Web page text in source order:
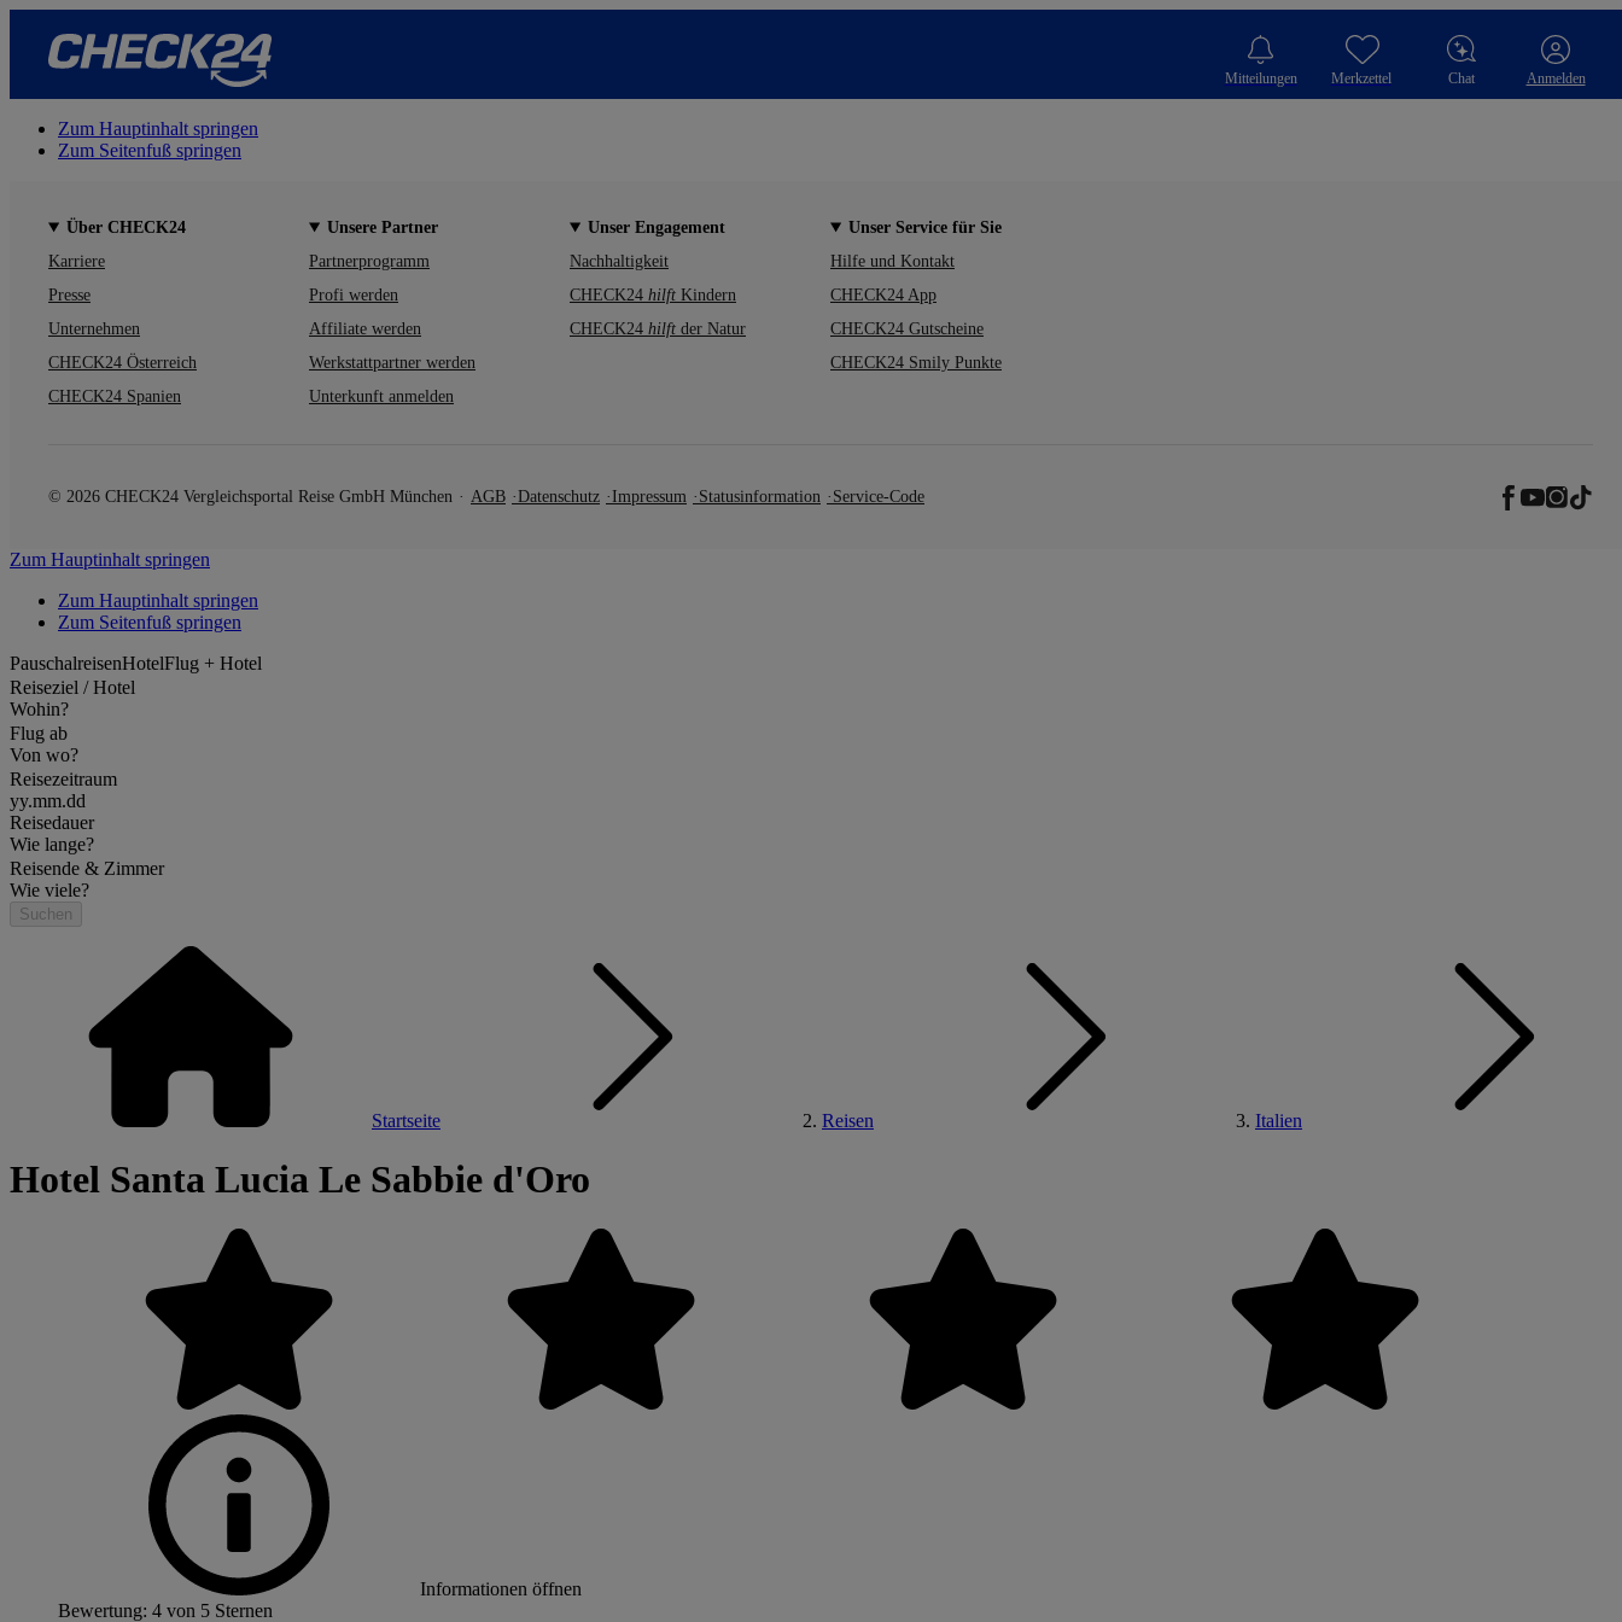
Mitteilungen Merkzettel Chat Anmelden
Zum Hauptinhalt springen
Zum Seitenfuß springen
Über CHECK24
Karriere
Presse
Unternehmen
CHECK24 Österreich
CHECK24 Spanien
Unsere Partner
Partnerprogramm
Profi werden
Affiliate werden
Werkstattpartner werden
Unterkunft anmelden
Unser Engagement
Nachhaltigkeit
CHECK24 hilft Kindern
CHECK24 hilft der Natur
Unser Service für Sie
Hilfe und Kontakt
CHECK24 App
CHECK24 Gutscheine
CHECK24 Smily Punkte
© 2026 CHECK24 Vergleichsportal Reise GmbH München AGB Datenschutz Impressum Statusinformation Service-Code
Zum Hauptinhalt springen
Zum Hauptinhalt springen
Zum Seitenfuß springen
PauschalreisenHotelFlug + Hotel
Reiseziel / Hotel
Wohin?
Flug ab
Von wo?
Reisezeitraum
yy.mm.dd
Reisedauer
Wie lange?
Reisende & Zimmer
Wie viele?
Suchen
Startseite Reisen Italien
Hotel Santa Lucia Le Sabbie d'Oro
Informationen öffnen
Bewertung: 4 von 5 Sternen